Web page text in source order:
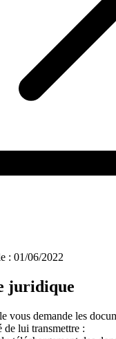
: 01/06/2022
juridique
vous demande les
de lui transmettre :